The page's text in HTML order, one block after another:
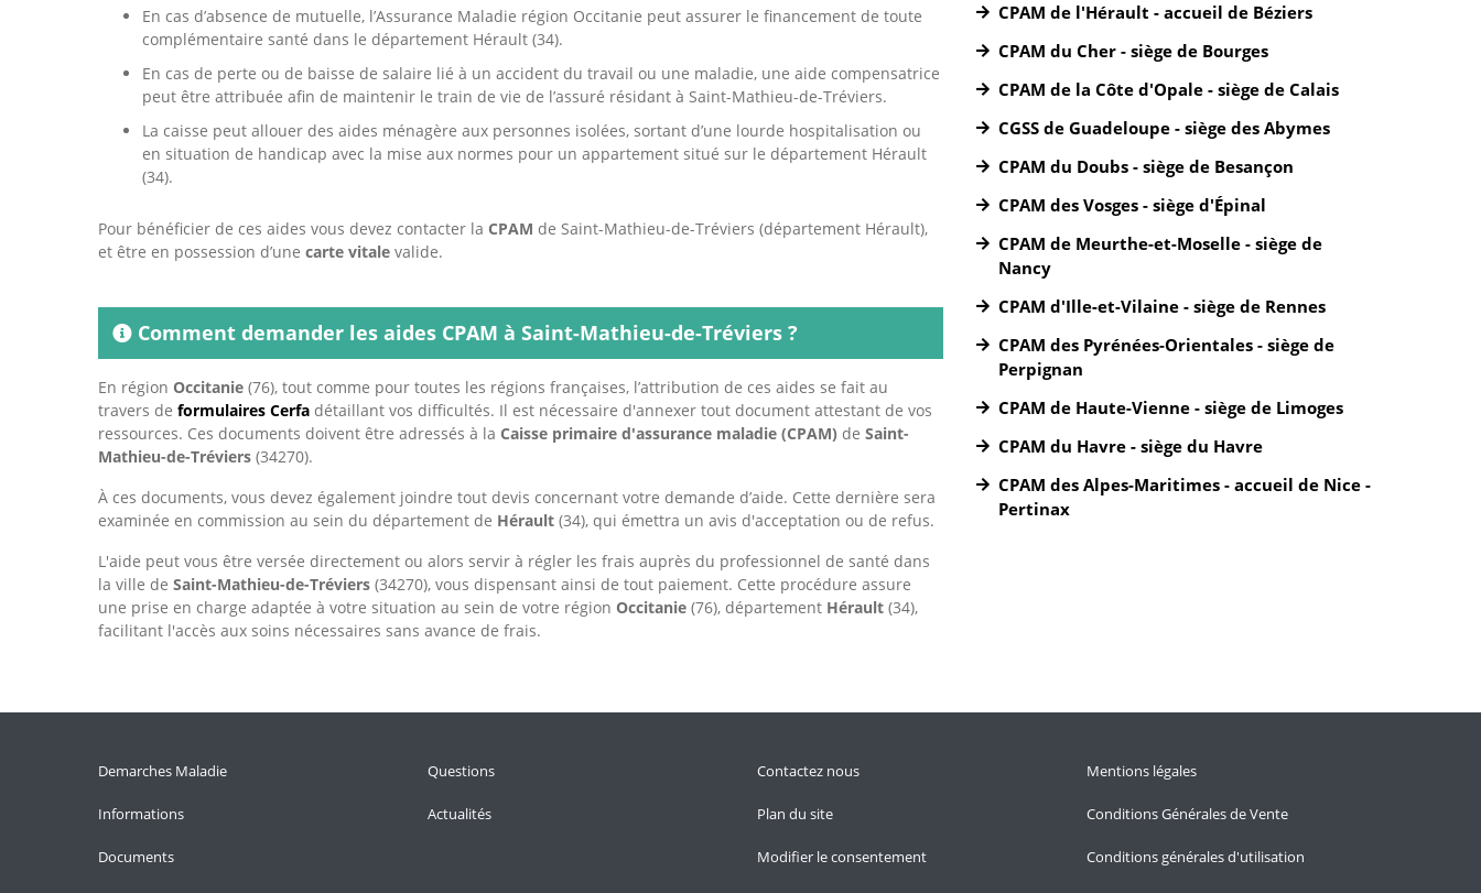
En cas d’absence de mutuelle, l’Assurance Maladie région Occitanie peut assurer le financement de toute
complémentaire santé dans le département Hérault (34).
En cas de perte ou de baisse de salaire lié à un accident du travail ou une maladie, une aide compensatrice
peut être attribuée afin de maintenir le train de vie de l’assuré résidant à Saint-Mathieu-de-Tréviers.
La caisse peut allouer des aides ménagère aux personnes isolées, sortant d’une lourde hospitalisation ou
en situation de handicap avec la mise aux normes pour un appartement situé sur le département Hérault
(34).
Pour bénéficier de ces aides vous devez contacter la CPAM de Saint-Mathieu-de-Tréviers (département Hérault),
et être en possession d’une carte vitale valide.
Comment demander les aides CPAM à Saint-Mathieu-de-Tréviers ?
En région Occitanie (76), tout comme pour toutes les régions françaises, l’attribution de ces aides se fait au
travers de formulaires Cerfa détaillant vos difficultés. Il est nécessaire d'annexer tout document attestant de vos
ressources. Ces documents doivent être adressés à la Caisse primaire d'assurance maladie (CPAM) de Saint-
Mathieu-de-Tréviers (34270).
À ces documents, vous devez également joindre tout devis concernant votre demande d’aide. Cette dernière sera
examinée en commission au sein du département de Hérault (34), qui émettra un avis d'acceptation ou de refus.
L'aide peut vous être versée directement ou alors servir à régler les frais auprès du professionnel de santé dans
la ville de Saint-Mathieu-de-Tréviers (34270), vous dispensant ainsi de tout paiement. Cette procédure assure
une prise en charge adaptée à votre situation au sein de votre région Occitanie (76), département Hérault (34),
facilitant l'accès aux soins nécessaires sans avance de frais.
CPAM de l'Hérault - accueil de Béziers
CPAM du Cher - siège de Bourges
CPAM de la Côte d'Opale - siège de Calais
CGSS de Guadeloupe - siège des Abymes
CPAM du Doubs - siège de Besançon
CPAM des Vosges - siège d'Épinal
CPAM de Meurthe-et-Moselle - siège de
Nancy
CPAM d'Ille-et-Vilaine - siège de Rennes
CPAM des Pyrénées-Orientales - siège de
Perpignan
CPAM de Haute-Vienne - siège de Limoges
CPAM du Havre - siège du Havre
CPAM des Alpes-Maritimes - accueil de Nice -
Pertinax
Demarches Maladie
Informations
Documents
Questions
Actualités
Contactez nous
Plan du site
Modifier le consentement
Mentions légales
Conditions Générales de Vente
Conditions générales d'utilisation